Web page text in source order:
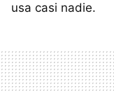
usa casi nadie.